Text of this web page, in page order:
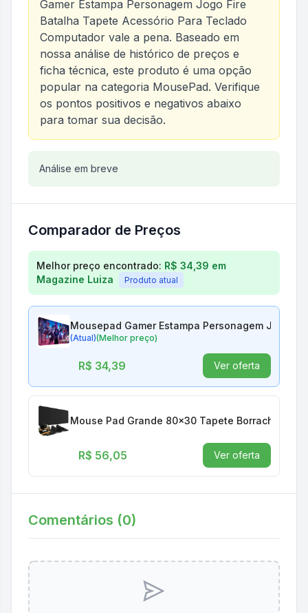
Gamer Estampa Personagem Jogo Fire
Batalha Tapete Acessório Para Teclado
Computador vale a pena. Baseado em
nossa análise de histórico de preços e
ficha técnica, este produto é uma opção
popular na categoria MousePad. Verifique
os pontos positivos e negativos abaixo
para tomar sua decisão.
Análise do produto
Análise em breve
Comparador de Preços
Comparação de preços para Mousepad Gamer
Melhor preço encontrado: R$ 34,39 em
Magazine Luiza
Produto atual
Mousepad Gamer Estampa Personagem Jogo
(Atual)(Melhor preço)
R$ 34,39 Ver oferta
Mouse Pad Grande 80x30 Tapete Borracha
R$ 56,05 Ver oferta
Comentários (0)